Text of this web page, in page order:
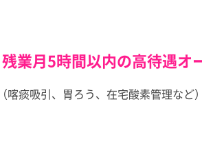
業月5時間以内の高待遇オ
痰吸引、胃ろう、在宅酸素管理など